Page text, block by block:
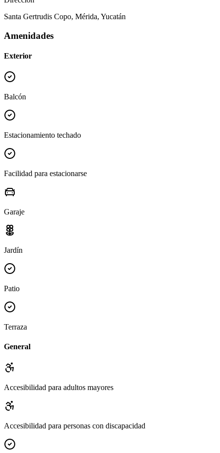
Santa Gertrudis Copo, Mérida, Yucatán
Amenidades
Exterior
Balcón
Estacionamiento techado
Facilidad para estacionarse
Garaje
Jardín
Patio
Terraza
General
Accesibilidad para adultos mayores
Accesibilidad para personas con discapacidad